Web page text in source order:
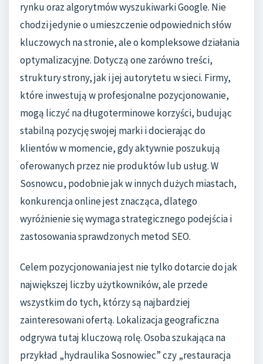
rynku oraz algorytmów wyszukiwarki Google. Nie
chodzi jedynie o umieszczenie odpowiednich słów
kluczowych na stronie, ale o kompleksowe działania
optymalizacyjne. Dotyczą one zarówno treści,
struktury strony, jak i jej autorytetu w sieci. Firmy,
które inwestują w profesjonalne pozycjonowanie,
mogą liczyć na długoterminowe korzyści, budując
stabilną pozycję swojej marki i docierając do
klientów w momencie, gdy aktywnie poszukują
oferowanych przez nie produktów lub usług. W
Sosnowcu, podobnie jak w innych dużych miastach,
konkurencja online jest znacząca, dlatego
wyróżnienie się wymaga strategicznego podejścia i
zastosowania sprawdzonych metod SEO.
Celem pozycjonowania jest nie tylko dotarcie do jak
największej liczby użytkowników, ale przede
wszystkim do tych, którzy są najbardziej
zainteresowani ofertą. Lokalizacja geograficzna
odgrywa tutaj kluczową rolę. Osoba szukająca na
przykład „hydraulika Sosnowiec” czy „restauracja